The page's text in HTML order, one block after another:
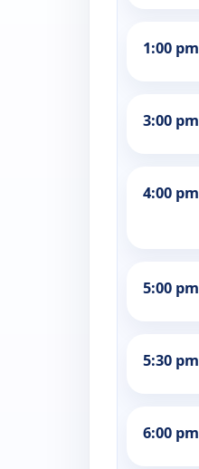
1:00 pm
3:00 pm
4:00 pm
5:00 pm
5:30 pm
6:00 pm